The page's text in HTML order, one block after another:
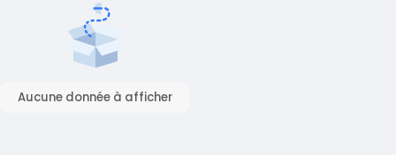
Aucune donnée à afficher